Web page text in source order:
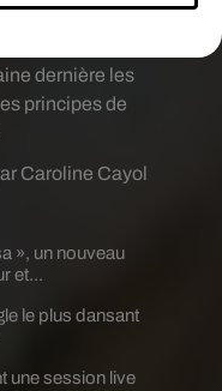
Caroline Cayol
dernière les
principes de
», un nouveau
et...
le plus dansant
une session live